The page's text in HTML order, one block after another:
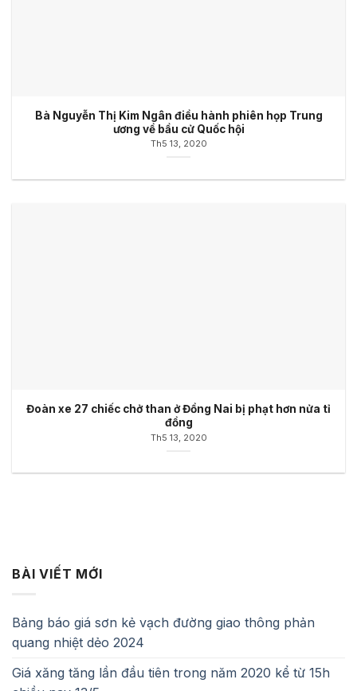
Bà Nguyễn Thị Kim Ngân điều hành phiên họp Trung
ương về bầu cử Quốc hội
Th5 13, 2020
Đoàn xe 27 chiếc chở than ở Đồng Nai bị phạt hơn nửa tỉ
đồng
Th5 13, 2020
BÀI VIẾT MỚI
Bảng báo giá sơn kẻ vạch đường giao thông phản
quang nhiệt dẻo 2024
Giá xăng tăng lần đầu tiên trong năm 2020 kể từ 15h